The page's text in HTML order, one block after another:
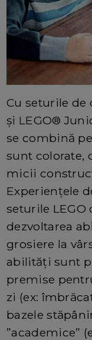
Cu seturile de
și LEGO®
se combină
sunt colorate,
micii
Experiențele
seturile
dezvoltarea
grosiere la
abilități sunt
premise
zi (ex:
bazele
”academice”